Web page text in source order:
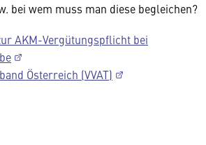
bei wem muss man diese begleichen?
AKM-Vergütungspflicht bei
Österreich (VVAT)